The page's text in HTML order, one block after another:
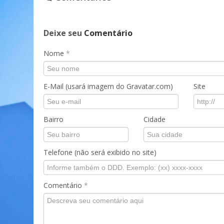
Deixe seu Comentário
Nome *
E-Mail (usará imagem do Gravatar.com) Site
Bairro Cidade
Telefone (não será exibido no site)
Comentário *